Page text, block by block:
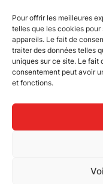
Pour offrir les meilleures
telles que les cookies
appareils. Le fait de
traiter des données telles
uniques sur ce site. Le fait
consentement peut avoir
et fonctions.
Qui sommes-nous ?
Conception &
Bâtiments industriels
Bâtiments ICPE
Bâtiments tertiaires
Extension de bâtiments